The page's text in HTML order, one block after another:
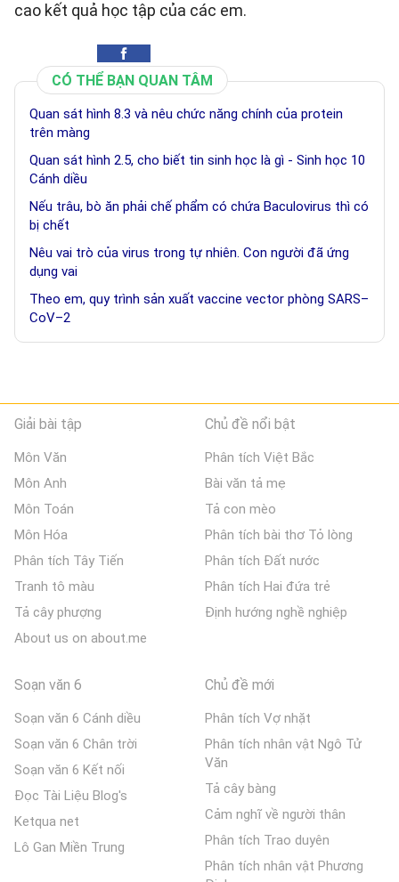
cao kết quả học tập của các em.
CÓ THỂ BẠN QUAN TÂM
Quan sát hình 8.3 và nêu chức năng chính của protein
trên màng
Quan sát hình 2.5, cho biết tin sinh học là gì - Sinh học 10
Cánh diều
Nếu trâu, bò ăn phải chế phẩm có chứa Baculovirus thì có
bị chết
Nêu vai trò của virus trong tự nhiên. Con người đã ứng
dụng vai
Theo em, quy trình sản xuất vaccine vector phòng SARS–
CoV–2
Giải bài tập
Môn Văn
Môn Anh
Môn Toán
Môn Hóa
Phân tích Tây Tiến
Tranh tô màu
Tả cây phượng
About us on about.me
Chủ đề nổi bật
Phân tích Việt Bắc
Bài văn tả mẹ
Tả con mèo
Phân tích bài thơ Tỏ lòng
Phân tích Đất nước
Phân tích Hai đứa trẻ
Định hướng nghề nghiệp
Soạn văn 6
Soạn văn 6 Cánh diều
Soạn văn 6 Chân trời
Soạn văn 6 Kết nối
Đọc Tài Liệu Blog's
Ketqua net
Lô Gan Miền Trung
Chủ đề mới
Phân tích Vợ nhặt
Phân tích nhân vật Ngô Tử
Văn
Tả cây bàng
Cảm nghĩ về người thân
Phân tích Trao duyên
Phân tích nhân vật Phương